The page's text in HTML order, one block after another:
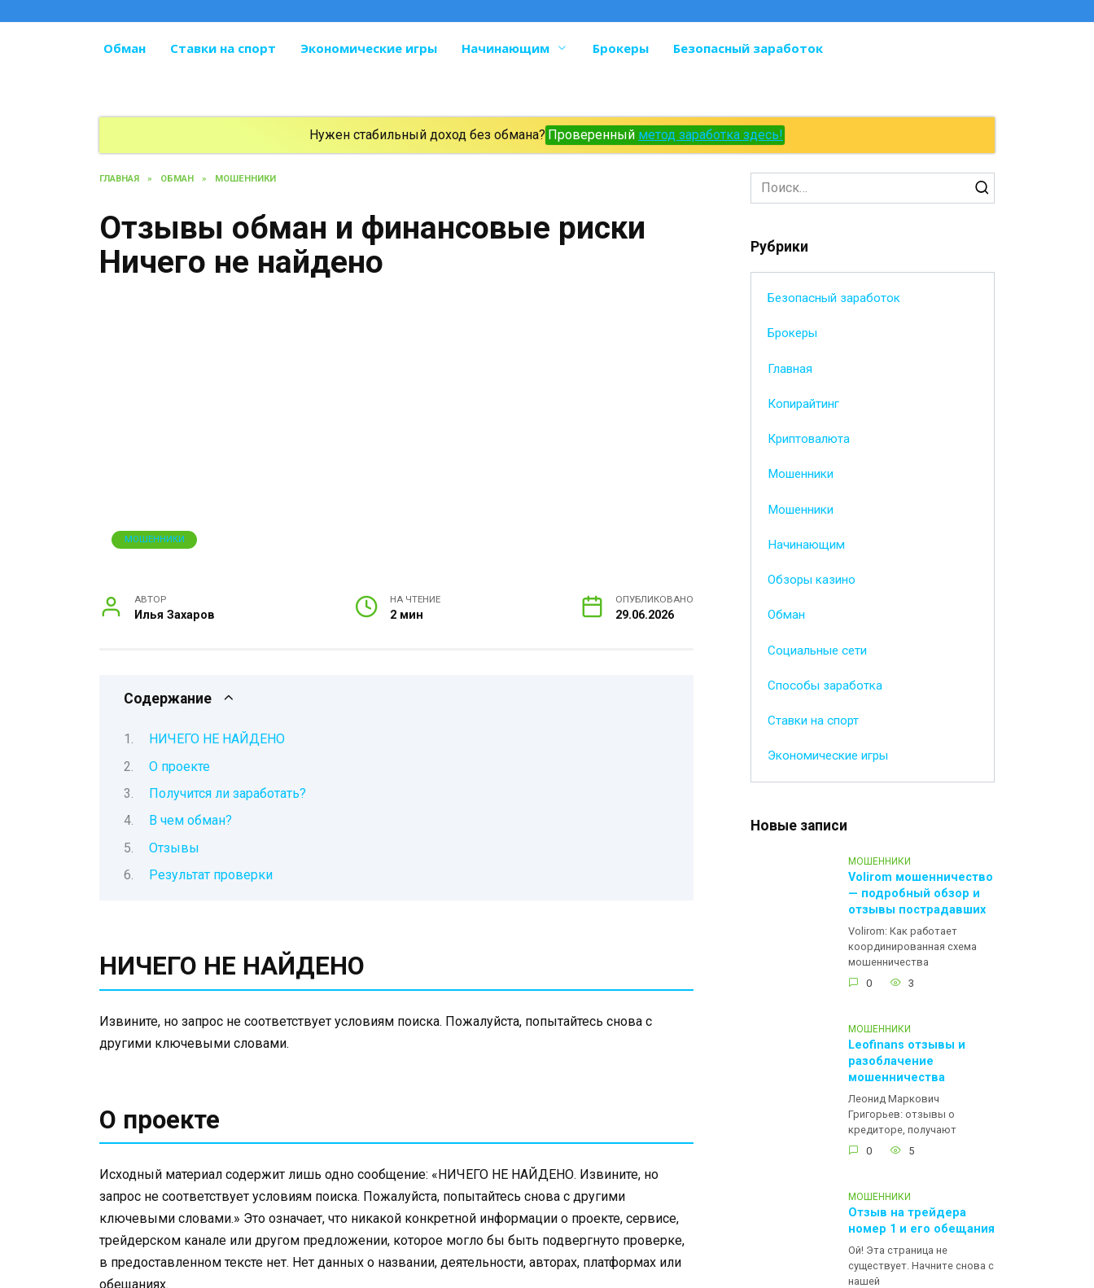
Обман Ставки на спорт Экономические игры Начинающим Брокеры Безопасный заработок
Нужен стабильный доход без обмана? Проверенный метод заработка здесь!
ГЛАВНАЯ » ОБМАН » МОШЕННИКИ
Отзывы обман и финансовые риски
Ничего не найдено
МОШЕННИКИ
АВТОР
Илья Захаров
НА ЧТЕНИЕ
2 мин
ОПУБЛИКОВАНО
29.06.2026
Содержание
НИЧЕГО НЕ НАЙДЕНО
О проекте
Получится ли заработать?
В чем обман?
Отзывы
Результат проверки
НИЧЕГО НЕ НАЙДЕНО
Извините, но запрос не соответствует условиям поиска. Пожалуйста, попытайтесь снова с
другими ключевыми словами.
О проекте
Исходный материал содержит лишь одно сообщение: «НИЧЕГО НЕ НАЙДЕНО. Извините, но
запрос не соответствует условиям поиска. Пожалуйста, попытайтесь снова с другими
ключевыми словами.» Это означает, что никакой конкретной информации о проекте, сервисе,
трейдерском канале или другом предложении, которое могло бы быть подвергнуто проверке,
в предоставленном тексте нет. Нет данных о названии, деятельности, авторах, платформах или
обещаниях.
Search
for:
Рубрики
Безопасный заработок
Брокеры
Главная
Копирайтинг
Криптовалюта
Мошенники
Мошенники
Начинающим
Обзоры казино
Обман
Социальные сети
Способы заработка
Ставки на спорт
Экономические игры
Новые записи
МОШЕННИКИ
Volirom мошенничество
— подробный обзор и
отзывы пострадавших
Volirom: Как работает
координированная схема
мошенничества
0
3
МОШЕННИКИ
Leofinans отзывы и
разоблачение
мошенничества
Леонид Маркович
Григорьев: отзывы о
кредиторе, получают
0
5
МОШЕННИКИ
Отзыв на трейдера
номер 1 и его обещания
Ой! Эта страница не
существует. Начните снова с
нашей